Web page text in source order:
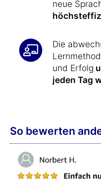
neue
Die
und Erfolg
jeden Tag
So bewerten